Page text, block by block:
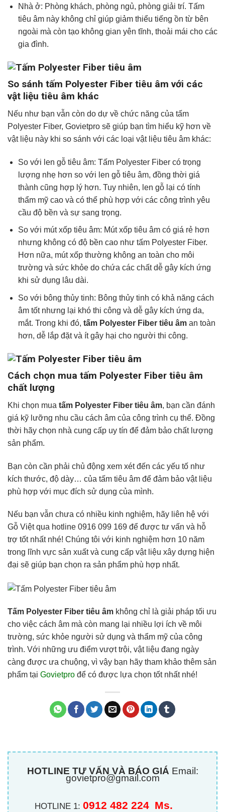
Nhà ở: Phòng khách, phòng ngủ, phòng giải trí. Tấm
tiêu âm này không chỉ giúp giảm thiểu tiếng ồn từ bên
ngoài mà còn tạo không gian yên tĩnh, thoải mái cho các
gia đình.
So sánh tấm Polyester Fiber tiêu âm với các
vật liệu tiêu âm khác
Nếu như bạn vẫn còn do dự về chức năng của tấm
Polyester Fiber, Govietpro sẽ giúp bạn tìm hiểu kỹ hơn về
vật liệu này khi so sánh với các loại vật liệu tiêu âm khác:
So với len gỗ tiêu âm: Tấm Polyester Fiber có trọng
lượng nhẹ hơn so với len gỗ tiêu âm, đồng thời giá
thành cũng hợp lý hơn. Tuy nhiên, len gỗ lại có tính
thẩm mỹ cao và có thể phù hợp với các công trình yêu
cầu độ bền và sự sang trọng.
So với mút xốp tiêu âm: Mút xốp tiêu âm có giá rẻ hơn
nhưng không có độ bền cao như tấm Polyester Fiber.
Hơn nữa, mút xốp thường không an toàn cho môi
trường và sức khỏe do chứa các chất dễ gây kích ứng
khi sử dụng lâu dài.
So với bông thủy tinh: Bông thủy tinh có khả năng cách
âm tốt nhưng lại khó thi công và dễ gây kích ứng da,
mắt. Trong khi đó, tấm Polyester Fiber tiêu âm an toàn
hơn, dễ lắp đặt và ít gây hại cho người thi công.
Cách chọn mua tấm Polyester Fiber tiêu âm
chất lượng
Khi chọn mua tấm Polyester Fiber tiêu âm, bạn cần đánh
giá kỹ lưỡng nhu cầu cách âm của công trình cụ thể. Đồng
thời hãy chọn nhà cung cấp uy tín để đảm bảo chất lượng
sản phẩm.
Bạn còn cần phải chủ động xem xét đến các yếu tố như
kích thước, độ dày… của tấm tiêu âm để đảm bảo vật liệu
phù hợp với mục đích sử dụng của mình.
Nếu bạn vẫn chưa có nhiều kinh nghiệm, hãy liên hệ với
Gỗ Việt qua hotline 0916 099 169 để được tư vấn và hỗ
trợ tốt nhất nhé! Chúng tôi với kinh nghiệm hơn 10 năm
trong lĩnh vực sản xuất và cung cấp vật liệu xây dựng hiện
đại sẽ giúp bạn chọn ra sản phẩm phù hợp nhất.
Tấm Polyester Fiber tiêu âm không chỉ là giải pháp tối ưu
cho việc cách âm mà còn mang lại nhiều lợi ích về môi
trường, sức khỏe người sử dụng và thẩm mỹ của công
trình. Với những ưu điểm vượt trội, vật liệu đang ngày
càng được ưa chuộng, vì vậy bạn hãy tham khảo thêm sản
phẩm tại Govietpro để có được lựa chọn tốt nhất nhé!
HOTLINE TƯ VẤN VÀ BÁO GIÁ Email:
govietpro@gmail.com
HOTLINE 1:0912 482 224 Ms.